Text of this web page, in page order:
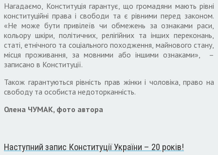
Нагадаємо, Конституція гарантує, що громадяни мають рівні
конституційні права і свободи та є рівними перед законом.
«Не може бути привілеїв чи обмежень за ознаками раси,
кольору шкіри, політичних, релігійних та інших переконань,
статі, етнічного та соціального походження, майнового стану,
місця проживання, за мовними або іншими ознаками», –
записано в Конституції.
Також гарантуються рівність прав жінки і чоловіка, право на
свободу та особиста недоторканність.
Олена ЧУМАК, фото автора
Наступний запис Конституції України – 20 років!